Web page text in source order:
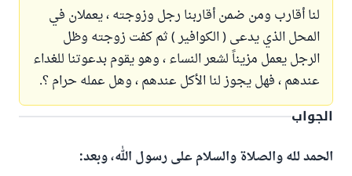
لنا أقارب ومن ضمن أقاربنا رجل وزوجته ، يعملان في
المحل الذي يدعى ( الكوافير ) ثم كفت زوجته وظل
الرجل يعمل مزيناً لشعر النساء ، وهو يقوم بدعوتنا للغداء
عندهم ، فهل يجوز لنا الأكل عندهم ، وهل عمله حرام ؟.
الجواب
الحمد لله والصلاة والسلام على رسول الله، وبعد: